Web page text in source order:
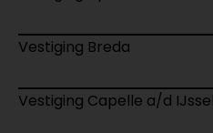
Vestiging Breda
Vestiging Capelle a/d IJssel